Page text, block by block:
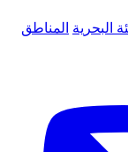
البحرية المناطق